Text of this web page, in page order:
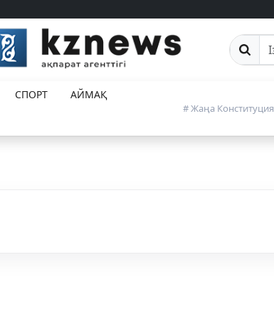
Сайттан
СПОРТ
АЙМАҚ
# Жаңа Конституция